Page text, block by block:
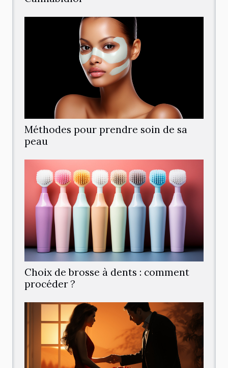
Méthodes pour prendre soin de sa
peau
Choix de brosse à dents : comment
procéder ?